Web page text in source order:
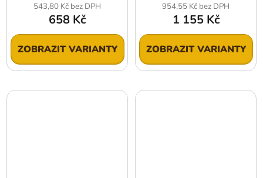
543,80 Kč bez DPH
658 Kč
ZOBRAZIT VARIANTY
954,55 Kč bez DPH
1 155 Kč
ZOBRAZIT VARIANTY